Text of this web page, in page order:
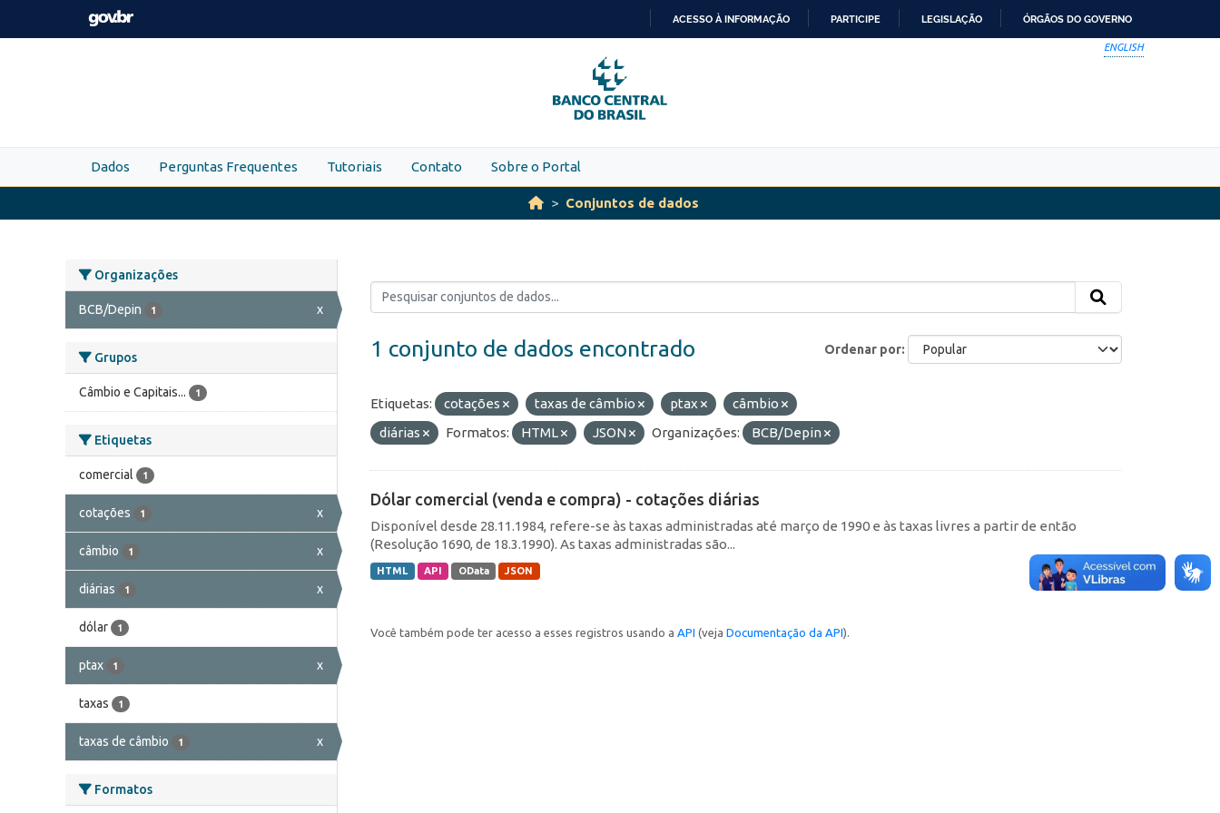
Skip to main content
PARA
O
CONTEÚDO
ACESSO À INFORMAÇÃO PARTICIPE LEGISLAÇÃO ÓRGÃOS DO GOVERNO
ENGLISH
Dados Perguntas Frequentes Tutoriais Contato Sobre o Portal
Conjuntos de dados
Organizações
BCB/Depin 1 x
Grupos
Câmbio e Capitais... 1
Etiquetas
comercial 1
cotações 1 x
câmbio 1 x
diárias 1 x
dólar 1
ptax 1 x
taxas 1
taxas de câmbio 1 x
Formatos
Ordenar por
1 conjunto de dados encontrado
Etiquetas: cotações taxas de câmbio ptax
câmbio
diárias
Formatos: HTML JSON Organizações: BCB/Depin
Dólar comercial (venda e compra) - cotações diárias
Disponível desde 28.11.1984, refere-se às taxas administradas até março de 1990 e às taxas livres a partir de então
(Resolução 1690, de 18.3.1990). As taxas administradas são...
HTML API OData JSON
Você também pode ter acesso a esses registros usando a API (veja Documentação da API).